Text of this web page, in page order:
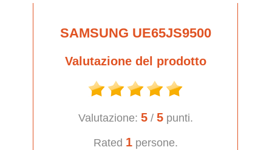
SAMSUNG UE65JS9500
Valutazione del prodotto
Valutazione: 5/ 5punti.
Rated 1persone.